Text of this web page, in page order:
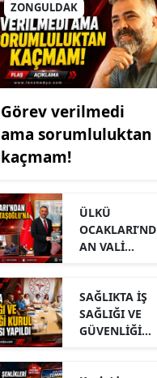
ZONGULDAK
Görev verilmedi
ama sorumluluktan
kaçmam!
ÜLKÜ
OCAKLARI’ND
AN VALİ
ZİYARET
SAĞLIKTA İŞ
SAĞLIĞI VE
GÜVENLİĞİ